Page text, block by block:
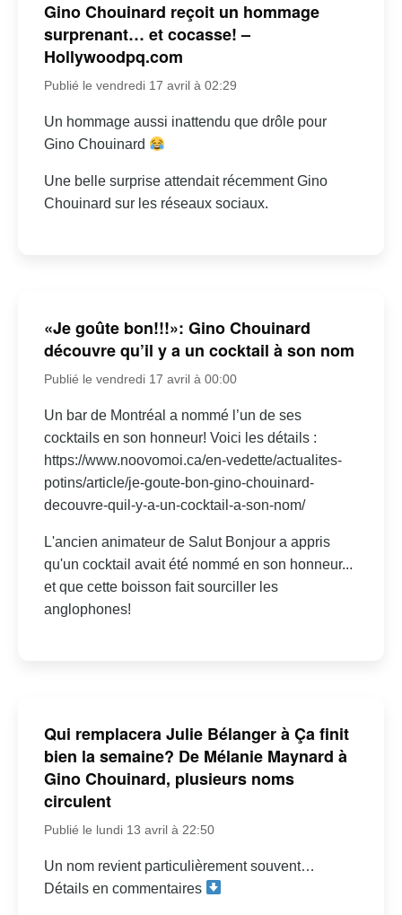
Gino Chouinard reçoit un hommage
surprenant… et cocasse! –
Hollywoodpq.com
Publié le vendredi 17 avril à 02:29
Un hommage aussi inattendu que drôle pour
Gino Chouinard
Une belle surprise attendait récemment Gino
Chouinard sur les réseaux sociaux.
«Je goûte bon!!!»: Gino Chouinard
découvre qu’il y a un cocktail à son nom
Publié le vendredi 17 avril à 00:00
Un bar de Montréal a nommé l’un de ses
cocktails en son honneur! Voici les détails :
https://www.noovomoi.ca/en-vedette/actualites-
potins/article/je-goute-bon-gino-chouinard-
decouvre-quil-y-a-un-cocktail-a-son-nom/
L'ancien animateur de Salut Bonjour a appris
qu'un cocktail avait été nommé en son honneur...
et que cette boisson fait sourciller les
anglophones!
Qui remplacera Julie Bélanger à Ça finit
bien la semaine? De Mélanie Maynard à
Gino Chouinard, plusieurs noms
circulent
Publié le lundi 13 avril à 22:50
Un nom revient particulièrement souvent…
Détails en commentaires